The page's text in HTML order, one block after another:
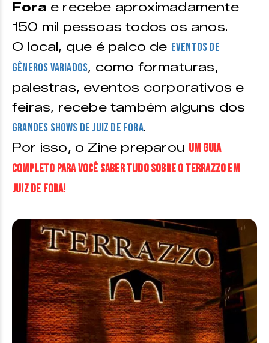
Fora e recebe aproximadamente
150 mil pessoas todos os anos.
O local, que é palco de eventos de
gêneros variados, como formaturas,
palestras, eventos corporativos e
feiras, recebe também alguns dos
grandes shows de Juiz de Fora.
Por isso, o Zine preparou um guia
completo para você saber tudo sobre o Terrazzo em
Juiz de Fora!